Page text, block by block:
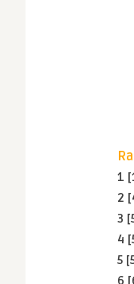
1
2
3
4
5
6